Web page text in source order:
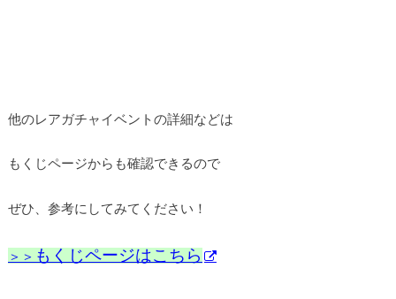
他のレアガチャイベントの詳細などは
もくじページからも確認できるので
ぜひ、参考にしてみてください！
＞＞ もくじページはこちら